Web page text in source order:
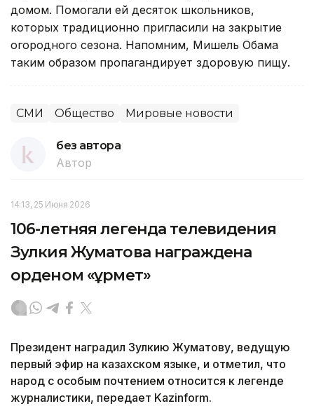
домом. Помогали ей десяток школьников,
которых традиционно пригласили на закрытие
огородного сезона. Напомним, Мишель Обама
таким образом пропагандирует здоровую пищу.
СМИ Общество Мировые новости
без автора
Автор
14:13, 25 Июня 2026
106-летняя легенда телевидения
Зулкия Жуматова награждена
орденом «Құрмет»
Президент наградил Зулкию Жуматову, ведущую
первый эфир на казахском языке, и отметил, что
народ с особым почтением относится к легенде
журналистики, передает Kazinform.